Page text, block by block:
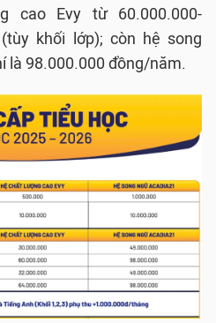
cao Evy từ 60.000.000-
khối lớp); còn hệ song
là 98.000.000 đồng/năm.